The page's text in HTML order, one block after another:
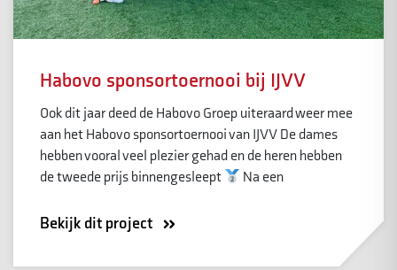
Habovo sponsortoernooi bij IJVV
Ook dit jaar deed de Habovo Groep uiteraard weer mee
aan het Habovo sponsortoernooi van IJVV De dames
hebben vooral veel plezier gehad en de heren hebben
de tweede prijs binnengesleept
Na een
Bekijk dit project